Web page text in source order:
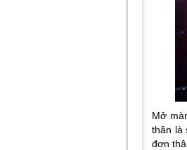
Mở
thân là
đơn